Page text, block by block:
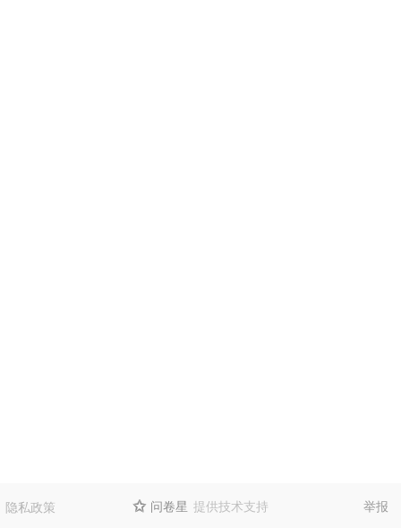
隐私政策  问卷星 提供技术支持 举报